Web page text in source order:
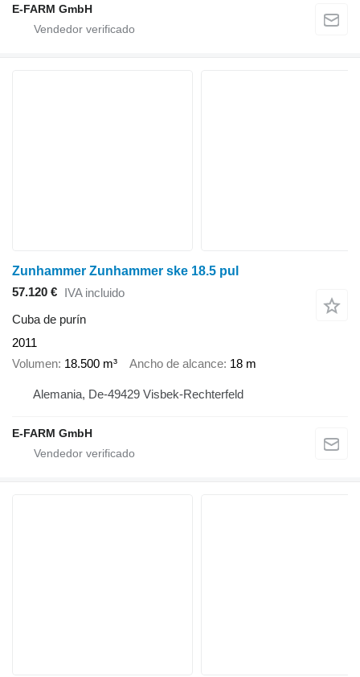
E-FARM GmbH
Zunhammer Zunhammer ske 18.5 pul
57.120 €
IVA incluido
Cuba de purín
2011
Volumen 18.500 m³ Ancho de alcance 18 m
Alemania, De-49429 Visbek-Rechterfeld
E-FARM GmbH